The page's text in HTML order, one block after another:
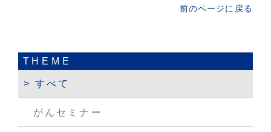
前のページに戻る
THEME
すべて
がんセミナー